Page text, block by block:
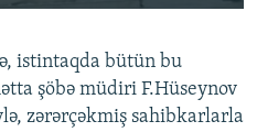
istintaqda bütün bu
şöbə müdiri F.Hüseynov
zərərçəkmiş sahibkarlarla